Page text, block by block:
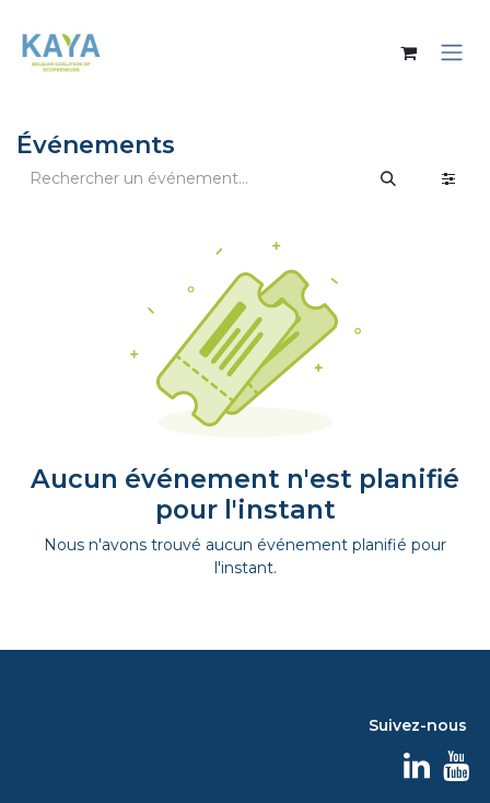
Événements
Aucun événement n'est planifié
pour l'instant
Nous n'avons trouvé aucun événement planifié pour
l'instant.
Suivez-nous